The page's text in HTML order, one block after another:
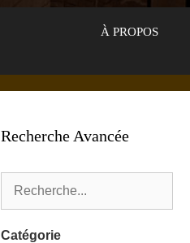
À PROPOS
Recherche Avancée
Catégorie